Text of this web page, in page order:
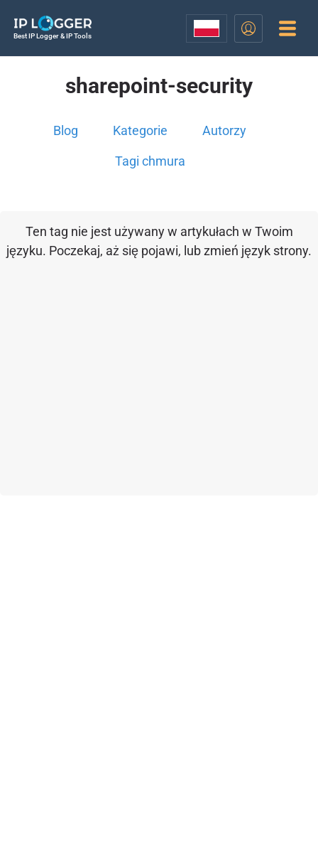
Best IP Logger & IP Tools
sharepoint-security
Blog Kategorie Autorzy
Tagi chmura